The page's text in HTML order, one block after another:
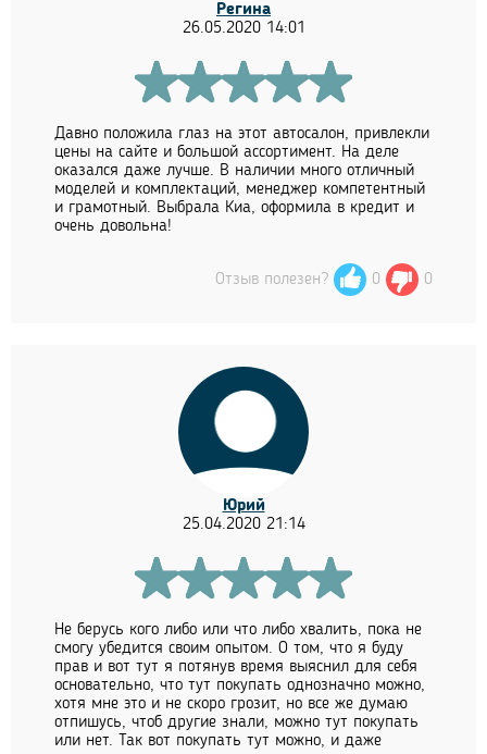
Регина
26.05.2020 14:01
Давно положила глаз на этот автосалон, привлекли
цены на сайте и большой ассортимент. На деле
оказался даже лучше. В наличии много отличный
моделей и комплектаций, менеджер компетентный
и грамотный. Выбрала Киа, оформила в кредит и
очень довольна!
Отзыв полезен? 0 0
Юрий
25.04.2020 21:14
Не берусь кого либо или что либо хвалить, пока не
смогу убедится своим опытом. О том, что я буду
прав и вот тут я потянув время выяснил для себя
основательно, что тут покупать однозначно можно,
хотя мне это и не скоро грозит, но все же думаю
отпишусь, чтоб другие знали, можно тут покупать
или нет. Так вот покупать тут можно, и даже